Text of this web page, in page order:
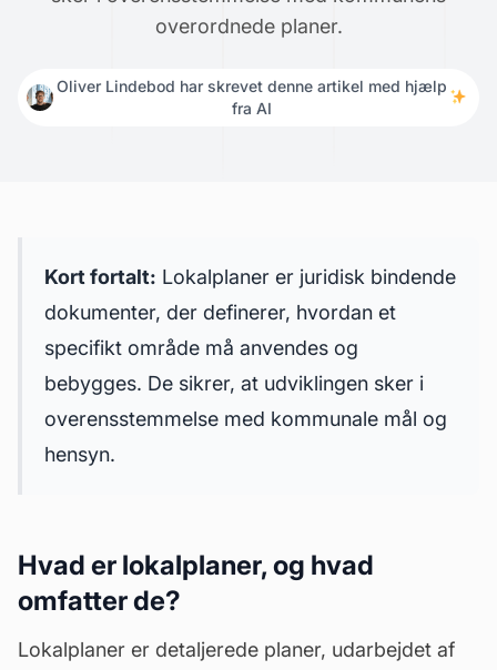
overordnede planer.
Oliver Lindebod har skrevet denne artikel med hjælp
fra AI
Kort fortalt: Lokalplaner er juridisk bindende
dokumenter, der definerer, hvordan et
specifikt område må anvendes og
bebygges. De sikrer, at udviklingen sker i
overensstemmelse med kommunale mål og
hensyn.
Hvad er lokalplaner, og hvad
omfatter de?
Lokalplaner er detaljerede planer, udarbejdet af